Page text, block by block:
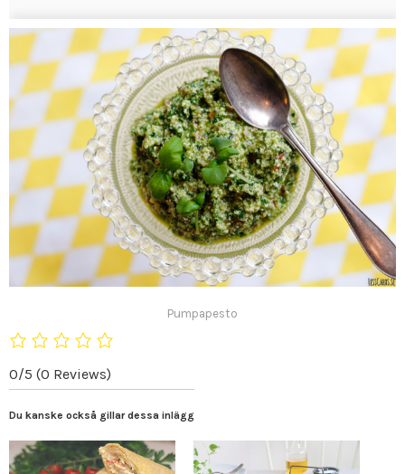
Pumpapesto
0/5 (0 Reviews)
Du kanske också gillar dessa inlägg